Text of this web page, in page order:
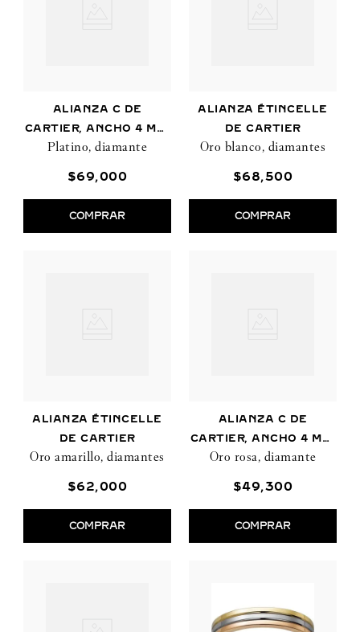
ALIANZA C DE
CARTIER, ANCHO 4 MM,
1 DIAMANTE
Platino, diamante
$69,000
COMPRAR
ALIANZA ÉTINCELLE
DE CARTIER
Oro blanco, diamantes
$68,500
COMPRAR
ALIANZA ÉTINCELLE
DE CARTIER
Oro amarillo, diamantes
$62,000
COMPRAR
ALIANZA C DE
CARTIER, ANCHO 4 MM,
1 DIAMANTE
Oro rosa, diamante
$49,300
COMPRAR